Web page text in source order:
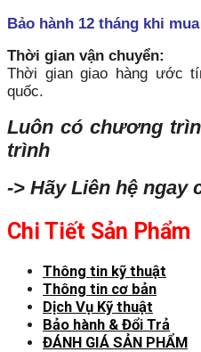
Bảo hành 12 tháng khi
Thời gian vận chuyển:
Thời gian giao hàng ước
quốc.
Luôn có chương
trình
-> Hãy Liên hệ ngay
Chi Tiết Sản Phẩm
Thông tin kỹ thuật
Thông tin cơ bản
Dịch Vụ Kỹ thuật
Bảo hành & Đổi Trả
ĐÁNH GIÁ SẢN PHẨM